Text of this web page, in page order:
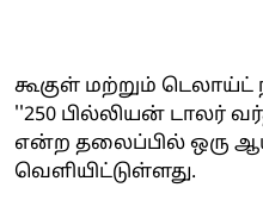
கூகுள் மற்றும்
''250 பில்லியன் டாலர்
என்ற தலைப்பில் ஒரு
வெளியிட்டுள்ளது.